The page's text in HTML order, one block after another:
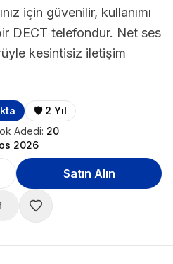
için güvenilir, kullanımı
DECT telefondur. Net ses
kesintisiz iletişim
🛡️ 2 Yıl
Adedi: 20
2026
Satın Alın